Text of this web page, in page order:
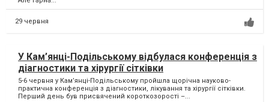
29 червня
У Кам’янці-Подільському відбулася конференція з
діагностики та хірургії сітківки
5-6 червня у Кам’янці-Подільському пройшла щорічна науково-
практична конференція з діагностики, лікування та хірургії сітківки.
Перший день був присвячений короткозорості –...